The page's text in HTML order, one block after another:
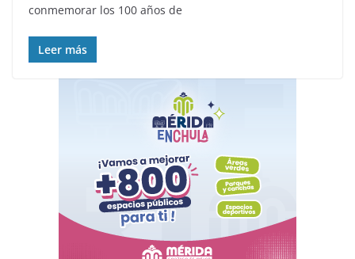
conmemorar los 100 años de
Leer más